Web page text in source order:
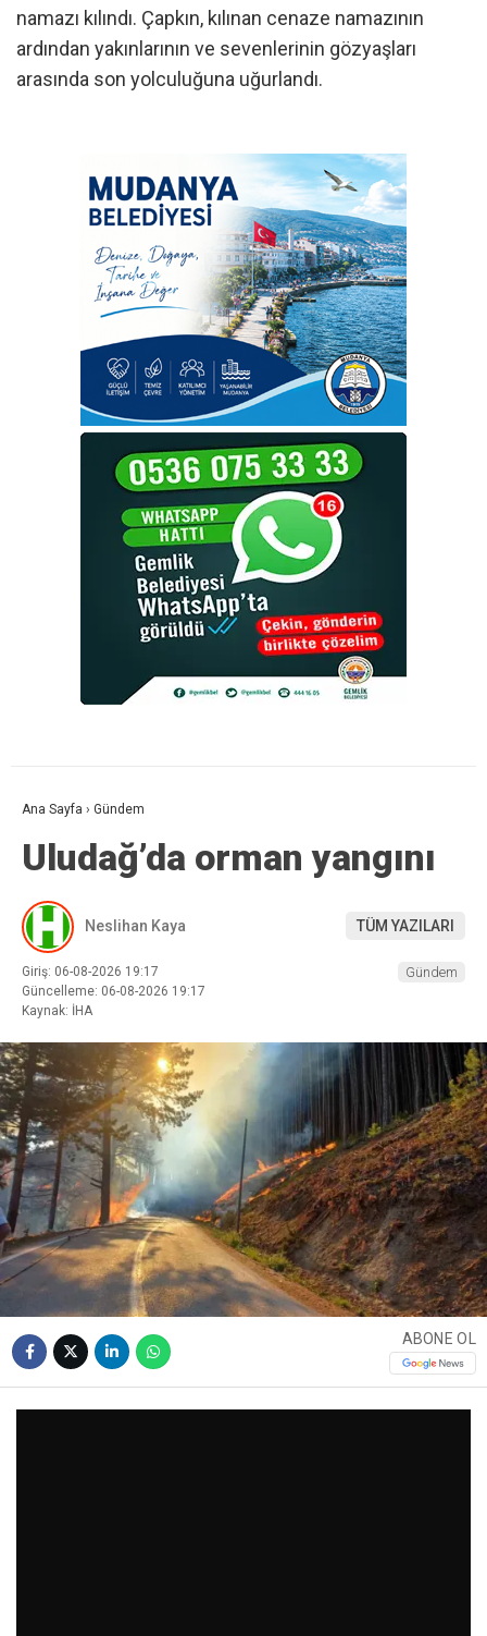
namazı kılındı. Çapkın, kılınan cenaze namazının
ardından yakınlarının ve sevenlerinin gözyaşları
arasında son yolculuğuna uğurlandı.
Ana Sayfa › Gündem
Uludağ’da orman yangını
Neslihan Kaya TÜM YAZILARI
Giriş: 06-08-2026 19:17
Güncelleme: 06-08-2026 19:17
Kaynak: İHA
Gündem
ABONE OL